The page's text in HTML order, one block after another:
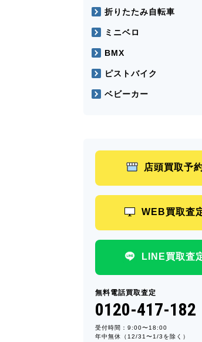
折りたたみ自転車
ミニベロ
BMX
ピストバイク
ベビーカー
店頭買取予
WEB買取査
LINE買取査
無料電話買取査定
0120-417-182
受付時間：9:00〜18:00
年中無休（12/31〜1/3を除く）